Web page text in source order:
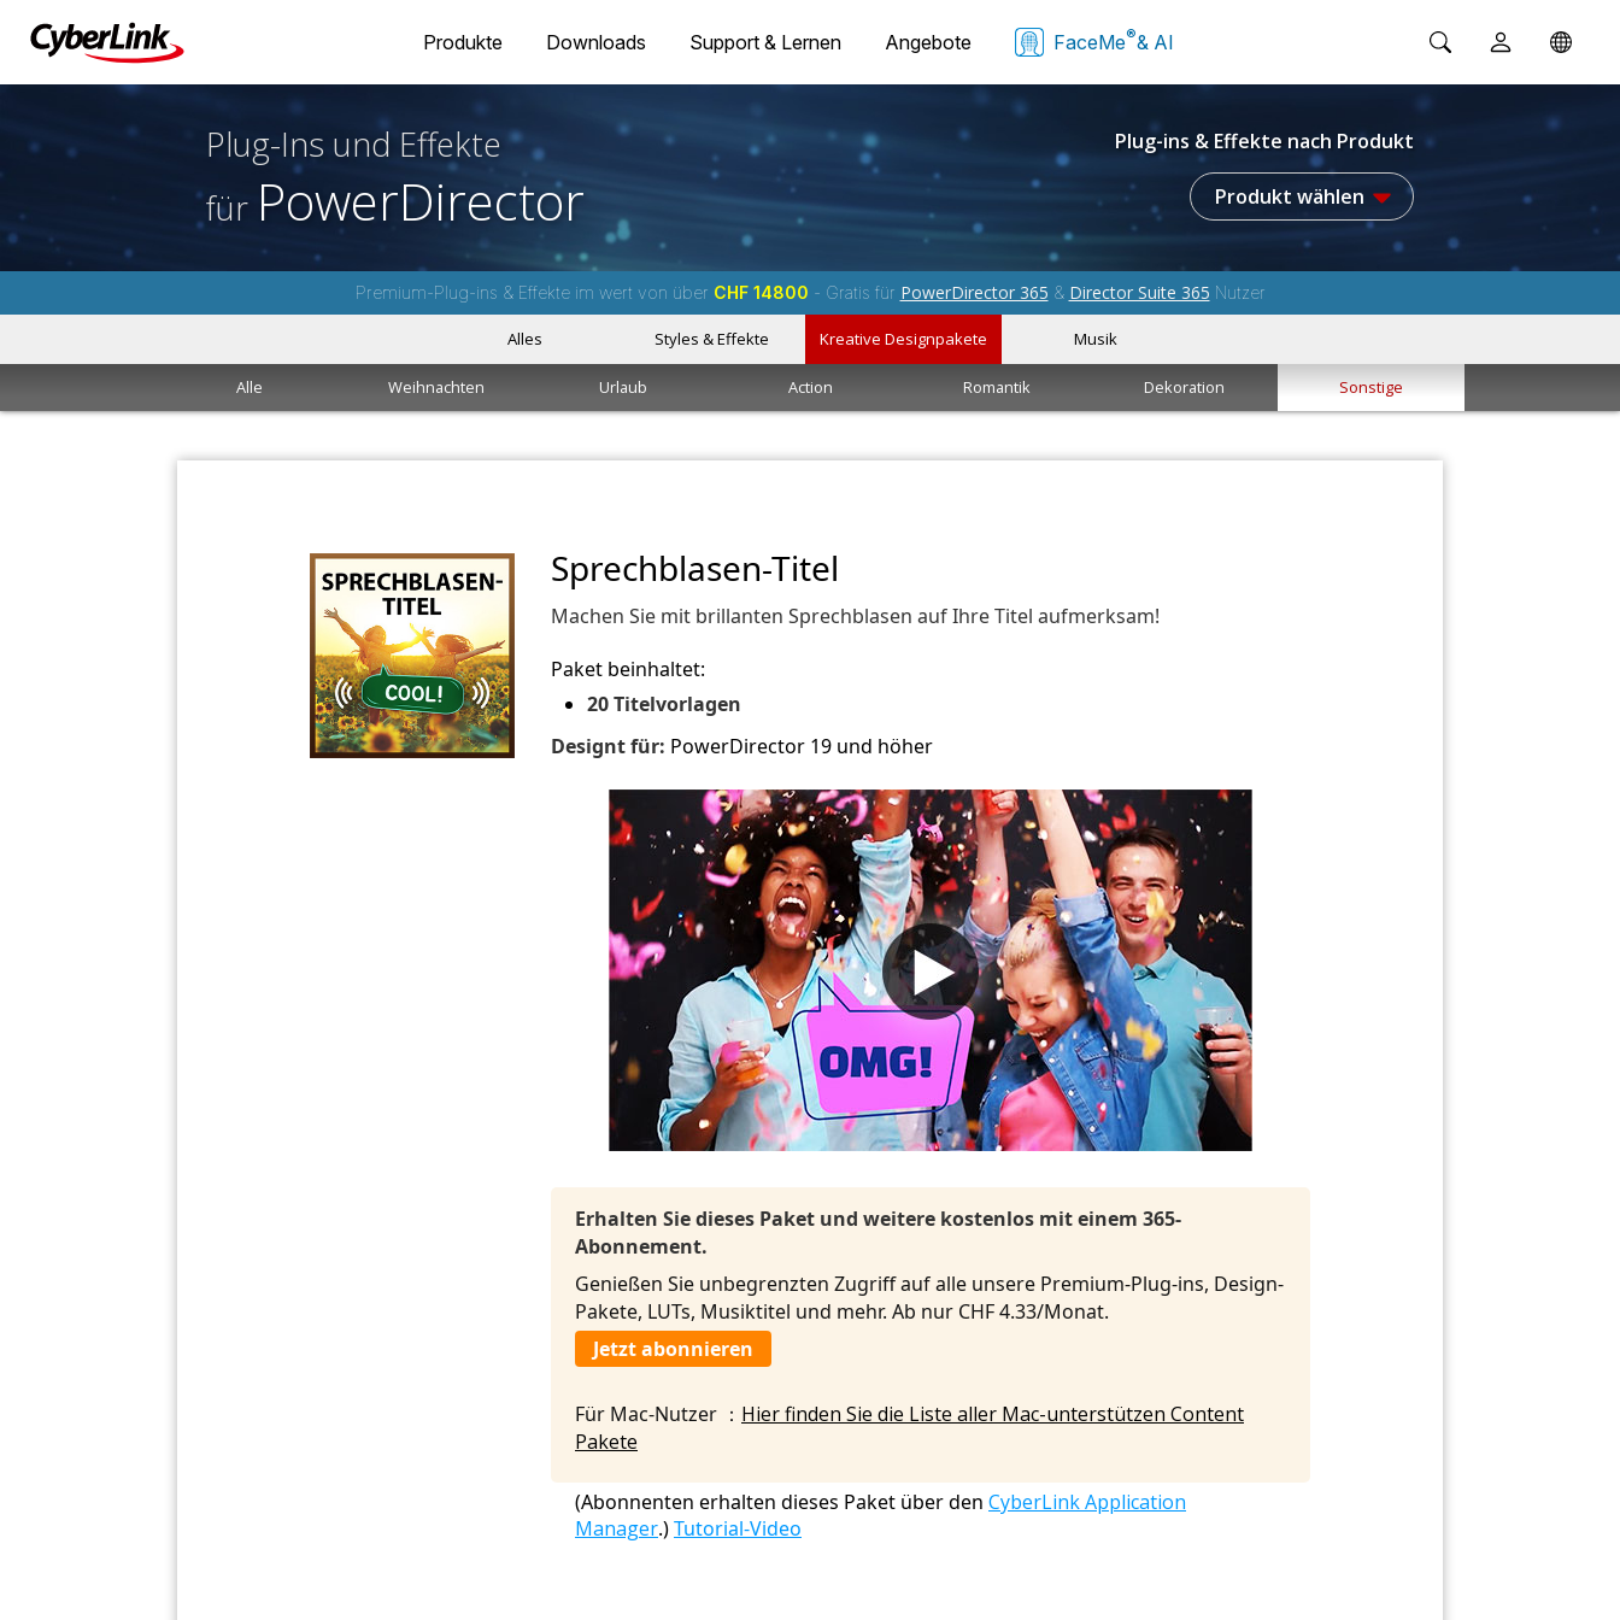
Produkte Downloads Support & Lernen Angebote FaceMe®& AI
Plug-Ins und Effekte
für PowerDirector
Plug-ins & Effekte nach Produkt
Produkt wählen
Premium-Plug-ins & Effekte im wert von über CHF 14800 - Gratis für PowerDirector 365 & Director Suite 365 Nutzer
Alles Styles & Effekte Kreative Designpakete Musik
Alle Weihnachten Urlaub Action Romantik Dekoration Sonstige
Sprechblasen-Titel
Machen Sie mit brillanten Sprechblasen auf Ihre Titel aufmerksam!
Paket beinhaltet:
20 Titelvorlagen
Designt für: PowerDirector 19 und höher
Erhalten Sie dieses Paket und weitere kostenlos mit einem 365-
Abonnement.
Genießen Sie unbegrenzten Zugriff auf alle unsere Premium-Plug-ins, Design-
Pakete, LUTs, Musiktitel und mehr. Ab nur CHF 4.33/Monat.
Jetzt abonnieren
Für Mac-Nutzer ： Hier finden Sie die Liste aller Mac-unterstützen Content
Pakete
(Abonnenten erhalten dieses Paket über den CyberLink Application
Manager.)Tutorial-Video